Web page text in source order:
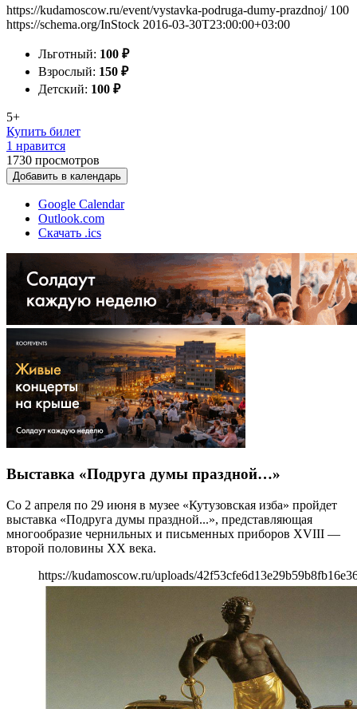
https://kudamoscow.ru/event/vystavka-podruga-dumy-prazdnoj/ 100
https://schema.org/InStock 2016-03-30T23:00:00+03:00
Льготный: 100 ₽
Взрослый: 150 ₽
Детский: 100 ₽
5+
Купить билет
1 нравится
1730 просмотров
Добавить в календарь
Google Calendar
Outlook.com
Скачать .ics
Выставка «Подруга думы праздной…»
Со 2 апреля по 29 июня в музее «Кутузовская изба» пройдет
выставка «Подруга думы праздной...», представляющая
многообразие чернильных и письменных приборов XVIII —
второй половины XX века.
https://kudamoscow.ru/uploads/